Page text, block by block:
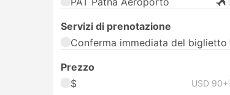
Servizi di prenotazione
Conferma immediata del biglietto
Prezzo
$
USD 90+